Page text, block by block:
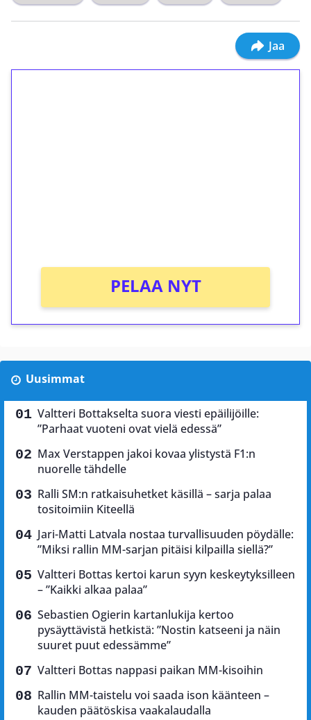
Jaa
PELAA NYT
Uusimmat
Valtteri Bottakselta suora viesti epäilijöille:
”Parhaat vuoteni ovat vielä edessä”
Max Verstappen jakoi kovaa ylistystä F1:n
nuorelle tähdelle
Ralli SM:n ratkaisuhetket käsillä – sarja palaa
tositoimiin Kiteellä
Jari-Matti Latvala nostaa turvallisuuden pöydälle:
”Miksi rallin MM-sarjan pitäisi kilpailla siellä?”
Valtteri Bottas kertoi karun syyn keskeytyksilleen
– ”Kaikki alkaa palaa”
Sebastien Ogierin kartanlukija kertoo
pysäyttävistä hetkistä: ”Nostin katseeni ja näin
suuret puut edessämme”
Valtteri Bottas nappasi paikan MM-kisoihin
Rallin MM-taistelu voi saada ison käänteen –
kauden päätöskisa vaakalaudalla